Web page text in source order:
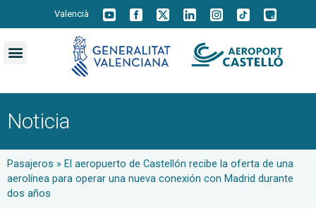
Valencià
Noticia
Pasajeros » El aeropuerto de Castellón recibe la oferta de una
aerolínea para operar una nueva conexión con Madrid durante
dos años